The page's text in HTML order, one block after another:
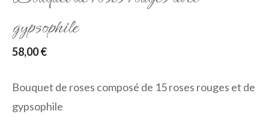
gypsophile
58,00€
Bouquet de roses composé de 15 roses rouges et de
gypsophile